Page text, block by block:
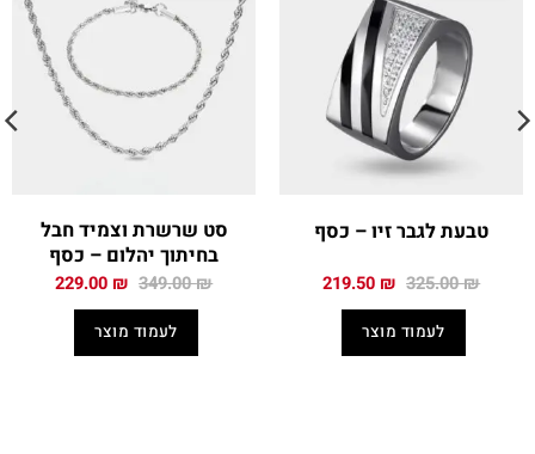
טבעת לגבר זיו – כסף
325.00₪ המחיר
325.00 ₪.
219.50₪ המחיר
לעמוד מוצר
סט שרשרת וצמיד חבל
בחיתוך יהלום – כסף
349.00₪ המחיר
349.00 ₪.
229.00₪ המחיר
לעמוד מוצר